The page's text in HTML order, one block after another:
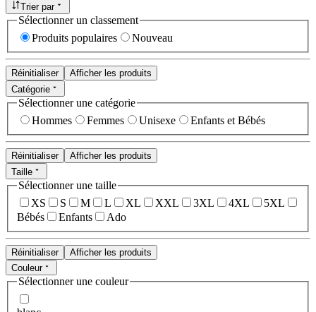
Trier par
Sélectionner un classement
Produits populaires
Nouveau
Réinitialiser
Afficher les produits
Catégorie
Sélectionner une catégorie
Hommes
Femmes Unisexe Enfants et Bébés
Réinitialiser
Afficher les produits
Taille
Sélectionner une taille
XS
S M L XL XXL 3XL 4XL
5XL
Bébés
Enfants Ado
Réinitialiser
Afficher les produits
Couleur
Sélectionner une couleur